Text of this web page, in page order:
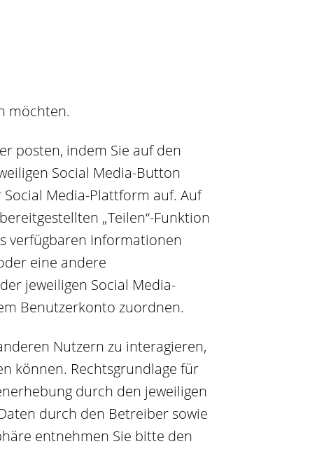
möchten.
posten, indem Sie auf den
Social Media-Button
Media-Plattform auf. Auf
„Teilen“-Funktion
verfügbaren Informationen
eine andere
jeweiligen Social Media-
Benutzerkonto zuordnen.
Nutzern zu interagieren,
können. Rechtsgrundlage für
durch den jeweiligen
durch den Betreiber sowie
entnehmen Sie bitte den